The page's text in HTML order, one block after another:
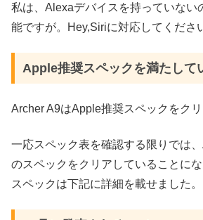
私は、Alexaデバイスを持っていない
能ですが。Hey,Siriに対応してくださ
Apple推奨スペックを満たして
Archer A9はApple推奨スペックをクリ
一応スペック表を確認する限りでは
のスペックをクリアしていることに
スペックは下記に詳細を載せました。